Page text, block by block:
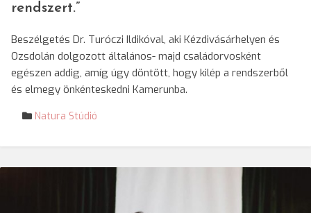
rendszert.”
Beszélgetés Dr. Turóczi Ildikóval, aki Kézdivásárhelyen és
Ozsdolán dolgozott általános- majd családorvosként
egészen addig, amíg úgy döntött, hogy kilép a rendszerből
és elmegy önkénteskedni Kamerunba.
Natura Stúdió